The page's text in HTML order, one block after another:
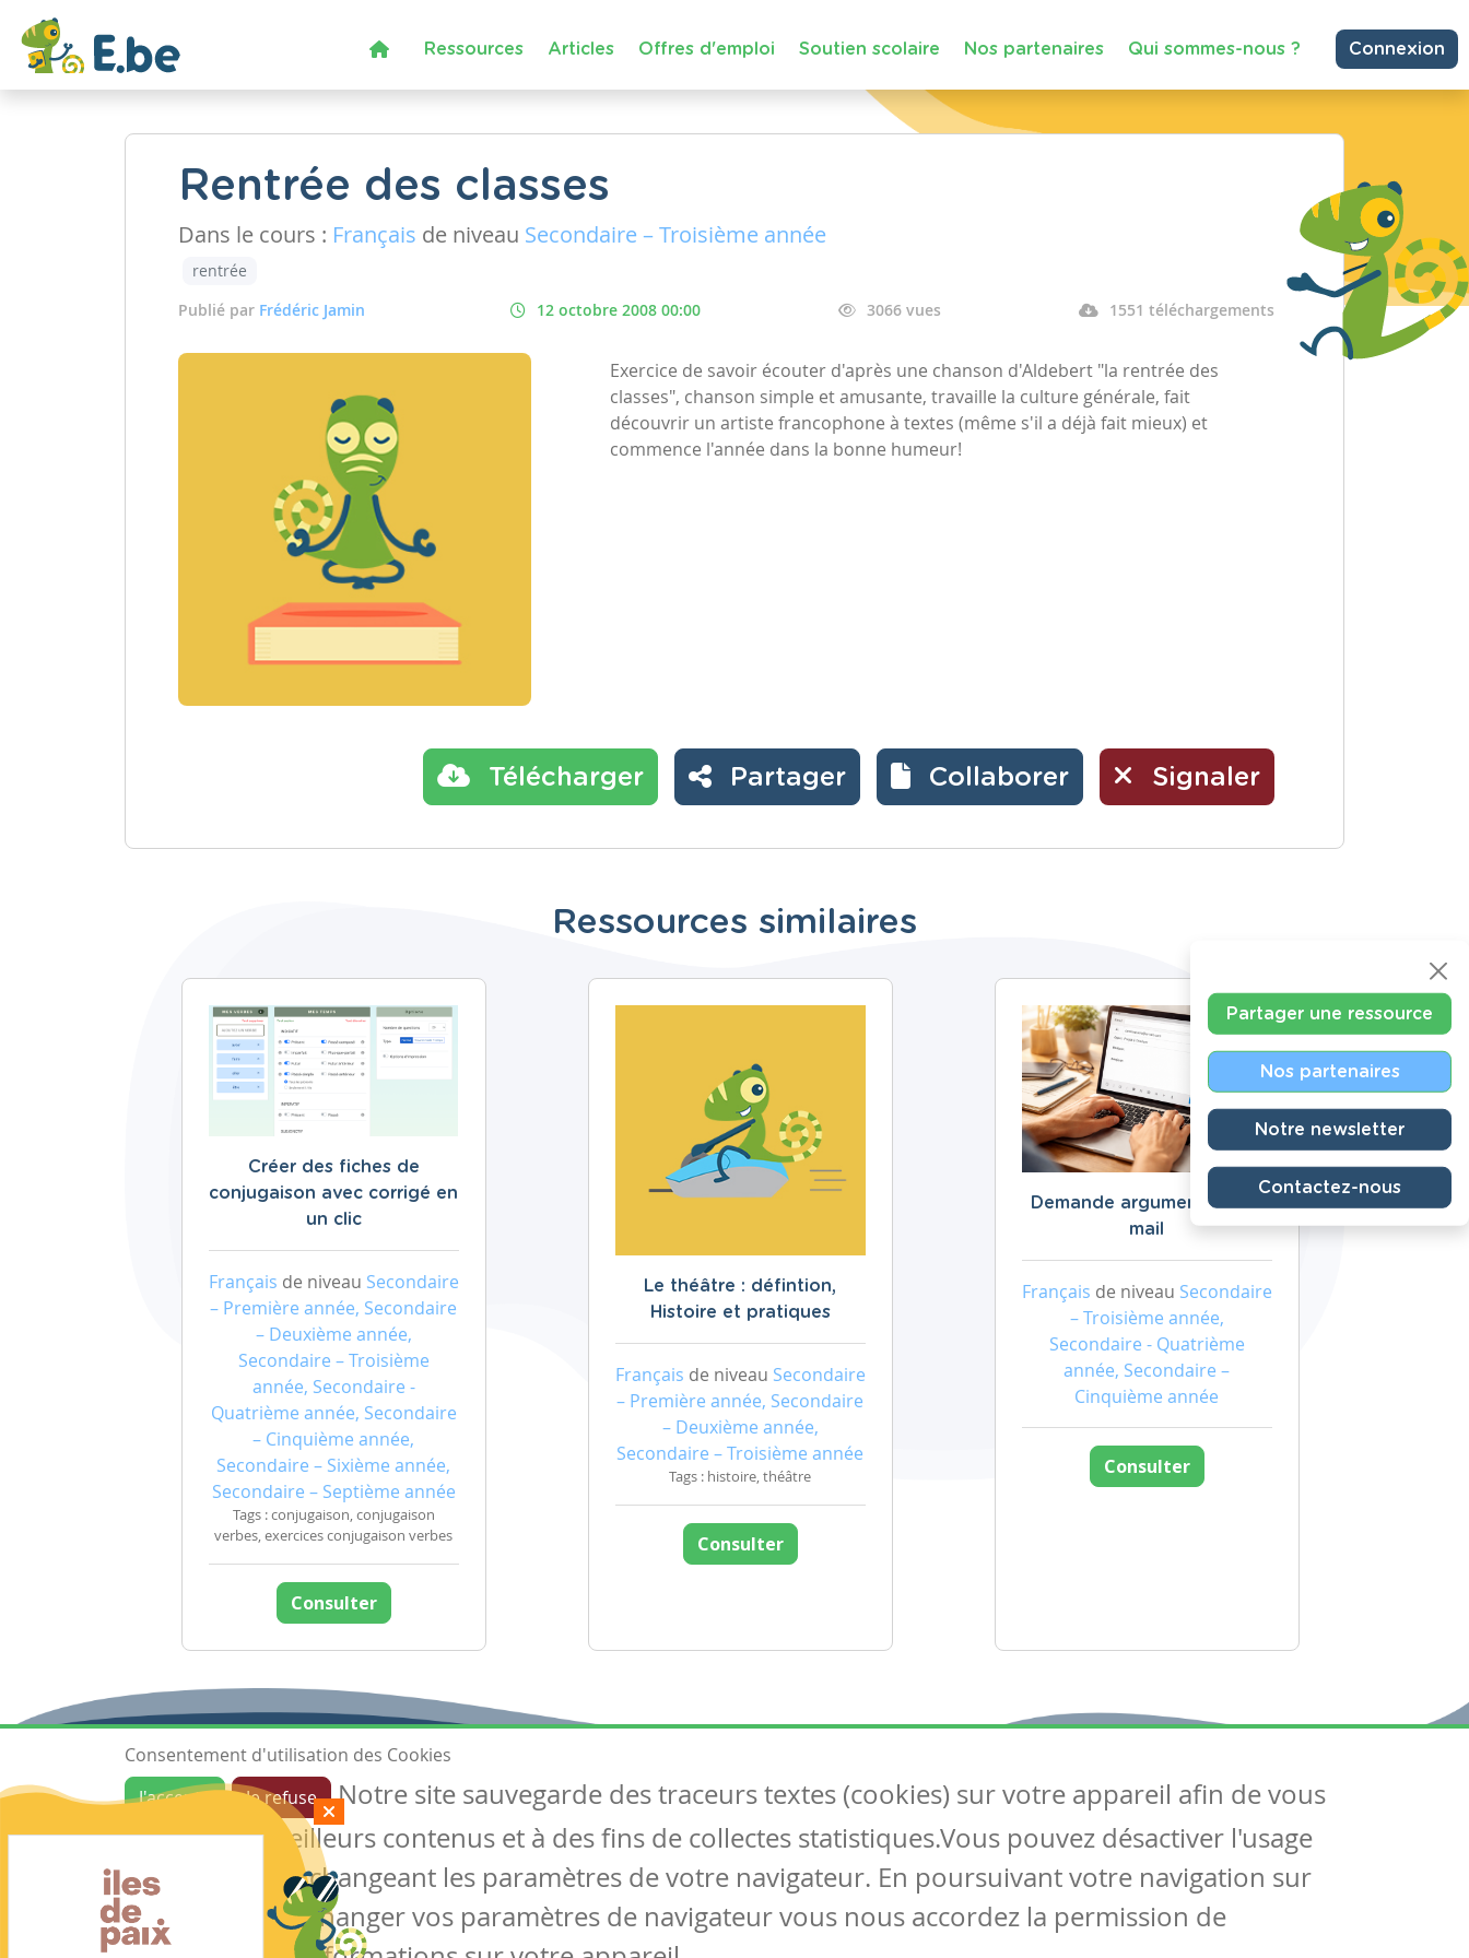
Ressources Articles Offres d'emploi Soutien scolaire Nos partenaires Qui sommes-nous ? Connexion
Rentrée des classes
Dans le cours : Français de niveau Secondaire – Troisième année
rentrée
Publié par Frédéric Jamin 12 octobre 2008 00:00 3066 vues 1551 téléchargements
Exercice de savoir écouter d'après une chanson d'Aldebert "la rentrée des
classes", chanson simple et amusante, travaille la culture générale, fait
découvrir un artiste francophone à textes (même s'il a déjà fait mieux) et
commence l'année dans la bonne humeur!
Télécharger Partager Collaborer Signaler
Ressources similaires
Créer des fiches de
conjugaison avec corrigé en
un clic
Français de niveau Secondaire
– Première année, Secondaire
– Deuxième année,
Secondaire – Troisième
année, Secondaire -
Quatrième année, Secondaire
– Cinquième année,
Secondaire – Sixième année,
Secondaire – Septième année
Tags : conjugaison, conjugaison
verbes, exercices conjugaison verbes
Consulter
Le théâtre : défintion,
Histoire et pratiques
Français de niveau Secondaire
– Première année, Secondaire
– Deuxième année,
Secondaire – Troisième année
Tags : histoire, théâtre
Consulter
Demande argumentée par
mail
Français de niveau Secondaire
– Troisième année,
Secondaire - Quatrième
année, Secondaire –
Cinquième année
Consulter
Partager une ressource
Nos partenaires
Notre newsletter
Contactez-nous
Ressources
Les ressources
Créer une ressource
Mes ressources
Articles
Tous les articles
Articles DYS
Circulaires
Suivez-nous
Contactez-nous
Soutien scolaire
Consentement d'utilisation des Cookies
J'accepte
Je refuse
Notre site sauvegarde des traceurs textes (cookies) sur votre appareil afin de vous
garantir de meilleurs contenus et à des fins de collectes statistiques.Vous pouvez désactiver l'usage
des cookies en changeant les paramètres de votre navigateur. En poursuivant votre navigation sur
notre site sans changer vos paramètres de navigateur vous nous accordez la permission de